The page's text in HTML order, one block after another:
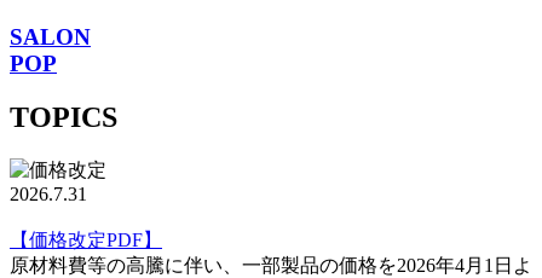
SALON
POP
TOPICS
2026.7.31
【価格改定PDF】
原材料費等の高騰に伴い、一部製品の価格を2026年4月1日よ